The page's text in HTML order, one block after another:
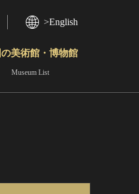
>English
美術館・博物館
Museum List